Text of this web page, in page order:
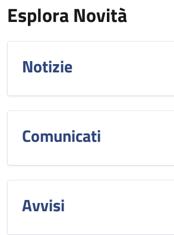
Esplora Novità
Notizie
Comunicati
Avvisi